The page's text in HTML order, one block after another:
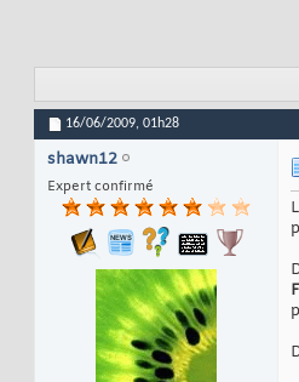
16/06/2009, 01h28
shawn12
Expert confirmé